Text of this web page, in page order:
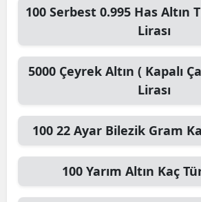
100 Serbest 0.995 Has Altın
Lirası
5000 Çeyrek Altın ( Kapalı
Lirası
100 22 Ayar Bilezik Gram
100 Yarım Altın Kaç